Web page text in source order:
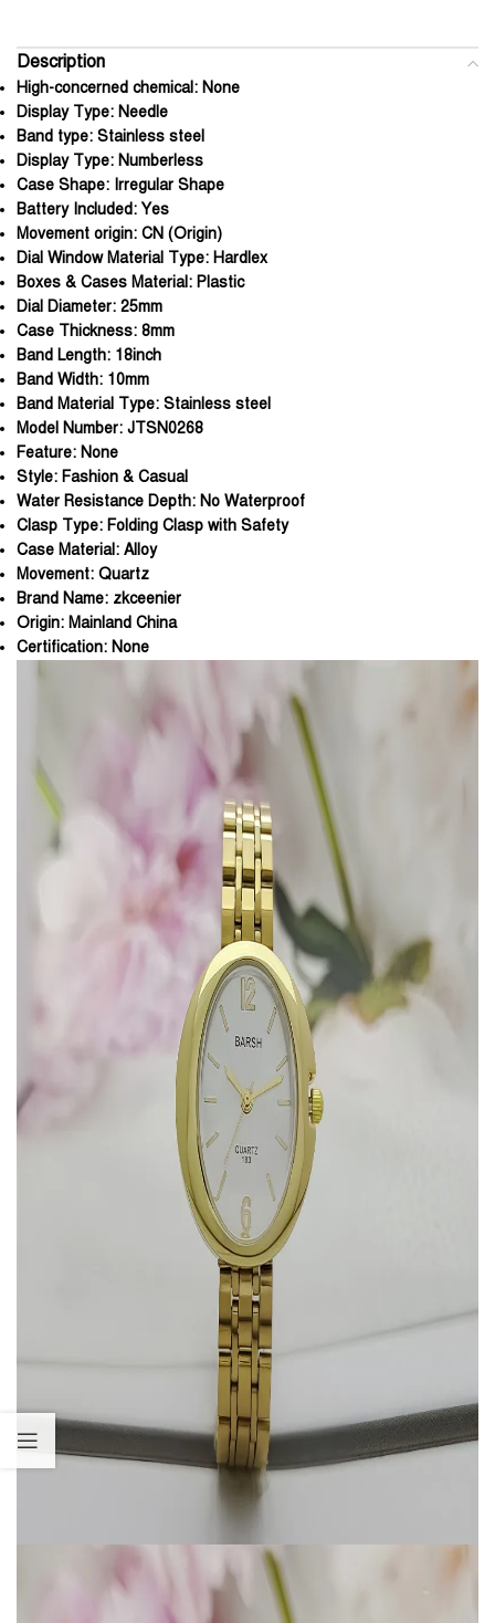
Description
High-concerned chemical: None
Display Type: Needle
Band type: Stainless steel
Display Type: Numberless
Case Shape: Irregular Shape
Battery Included: Yes
Movement origin: CN (Origin)
Dial Window Material Type: Hardlex
Boxes & Cases Material: Plastic
Dial Diameter: 25mm
Case Thickness: 8mm
Band Length: 18inch
Band Width: 10mm
Band Material Type: Stainless steel
Model Number: JTSN0268
Feature: None
Style: Fashion & Casual
Water Resistance Depth: No Waterproof
Clasp Type: Folding Clasp with Safety
Case Material: Alloy
Movement: Quartz
Brand Name: zkceenier
Origin: Mainland China
Certification: None